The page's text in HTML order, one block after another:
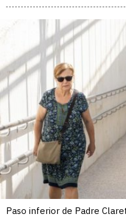
Paso inferior de Padre